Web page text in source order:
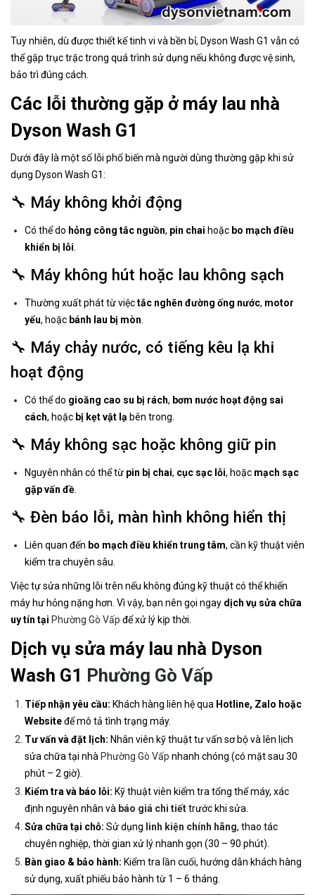
Tuy nhiên, dù được thiết kế tinh vi và bền bỉ, Dyson Wash G1 vẫn có
thể gặp trục trặc trong quá trình sử dụng nếu không được vệ sinh,
bảo trì đúng cách.
Các lỗi thường gặp ở máy lau nhà
Dyson Wash G1
Dưới đây là một số lỗi phổ biến mà người dùng thường gặp khi sử
dụng Dyson Wash G1:
🔧 Máy không khởi động
Có thể do hỏng công tắc nguồn, pin chai hoặc bo mạch điều
khiển bị lỗi.
🔧 Máy không hút hoặc lau không sạch
Thường xuất phát từ việctắc nghẽn đường ống nước, motor
yếu, hoặc bánh lau bị mòn.
🔧 Máy chảy nước, có tiếng kêu lạ khi
hoạt động
Có thể do gioăng cao su bị rách, bơm nước hoạt động sai
cách, hoặc bị kẹt vật lạ bên trong.
🔧 Máy không sạc hoặc không giữ pin
Nguyên nhân có thể từ pin bị chai, cục sạc lỗi, hoặc mạch sạc
gặp vấn đề.
🔧 Đèn báo lỗi, màn hình không hiển thị
Liên quan đến bo mạch điều khiển trung tâm, cần kỹ thuật viên
kiểm tra chuyên sâu.
Việc tự sửa những lỗi trên nếu không đúng kỹ thuật có thể khiến
máy hư hỏng nặng hơn. Vì vậy, bạn nên gọi ngay dịch vụ sửa chữa
uy tín tại Phường Gò Vấp để xử lý kịp thời.
Dịch vụ sửa máy lau nhà Dyson
Wash G1 Phường Gò Vấp
Tiếp nhận yêu cầu: Khách hàng liên hệ qua Hotline, Zalo hoặc
Websiteđể mô tả tình trạng máy.
Tư vấn và đặt lịch: Nhân viên kỹ thuật tư vấn sơ bộ và lên lịch
sửa chữa tại nhà Phường Gò Vấp nhanh chóng (có mặt sau 30
phút – 2 giờ).
Kiểm tra và báo lỗi: Kỹ thuật viên kiểm tra tổng thể máy, xác
định nguyên nhân và báo giá chi tiếttrước khi sửa.
Sửa chữa tại chỗ: Sử dụng linh kiện chính hãng, thao tác
chuyên nghiệp, thời gian xử lý nhanh gọn (30 – 90 phút).
Bàn giao & bảo hành: Kiểm tra lần cuối, hướng dẫn khách hàng
sử dụng, xuất phiếu bảo hành từ 1 – 6 tháng.